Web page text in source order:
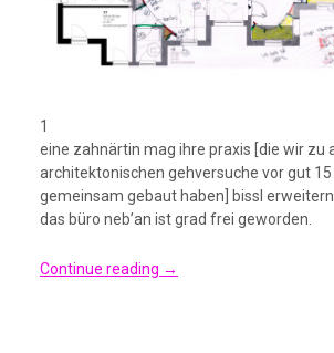
1
eine zahnärtin mag ihre praxis [die wir zu
architektonischen gehversuche vor gut 15
gemeinsam gebaut haben] bissl erweitern.
das büro neb’an ist grad frei geworden.
Continue reading →